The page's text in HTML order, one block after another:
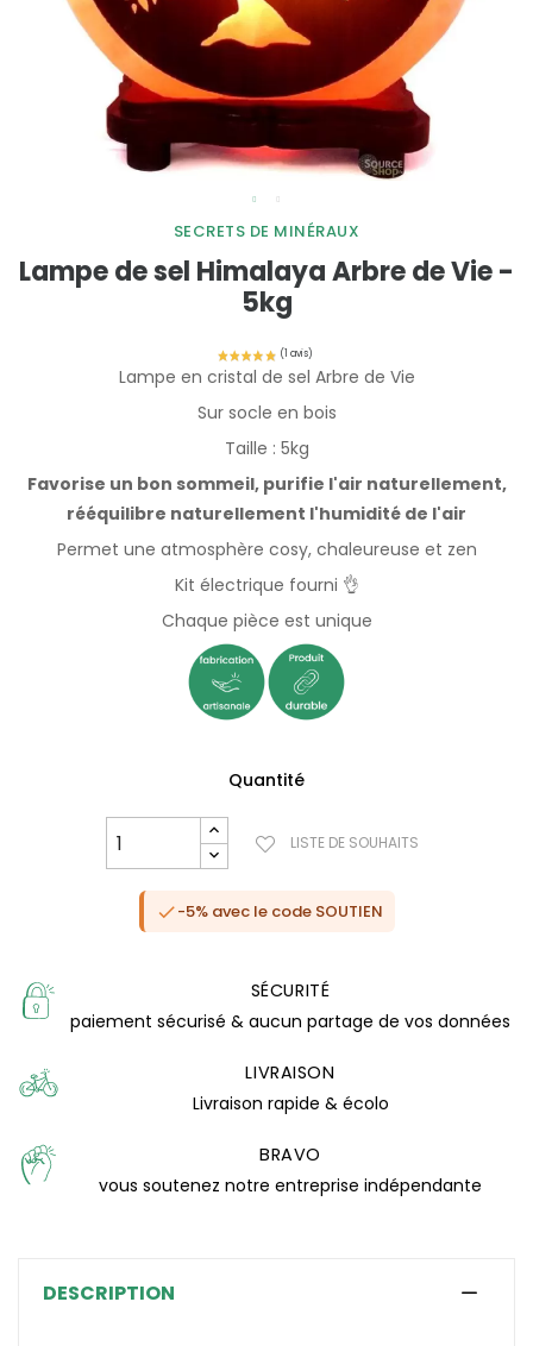
SECRETS DE MINÉRAUX
Lampe de sel Himalaya Arbre de Vie -
5kg
Lampe en cristal de sel Arbre de Vie
Sur socle en bois
Taille : 5kg
Favorise un bon sommeil, purifie l'air naturellement,
rééquilibre naturellement l'humidité de l'air
Permet une atmosphère cosy, chaleureuse et zen
Kit électrique fourni 👌
Chaque pièce est unique
Quantité
LISTE DE SOUHAITS
-5% avec le code SOUTIEN
SÉCURITÉ
paiement sécurisé & aucun partage de vos données
LIVRAISON
Livraison rapide & écolo
BRAVO
vous soutenez notre entreprise indépendante
DESCRIPTION